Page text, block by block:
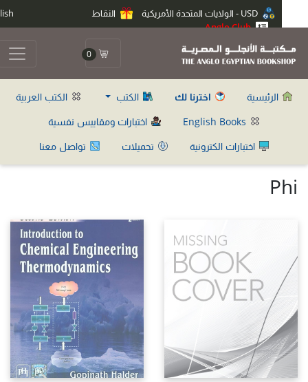
USD - الولايات المتحدة الأمريكية
النقاط
Anglo Club
0
الرئيسية اخترنا لك الكتب
الكتب العربية
اختبارات ومقاييس نفسية
اختبارات الكترونية
تحميلات تواصل معنا